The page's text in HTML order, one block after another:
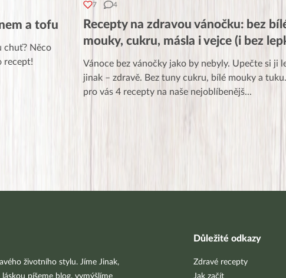
a tofu
chuť? Něco
recept!
7 4
Recepty na zdravou vánočku: bez
mouky, cukru, másla i vejce (i bez
Vánoce bez vánočky jako by nebyly. Upečte si ji
jinak – zdravě. Bez tuny cukru, bílé mouky a
pro vás 4 recepty na naše nejoblíbenějš...
životního stylu. Jíme Jinak,
píšeme blog, vymýšlíme
Důležité odkazy
Zdravé recepty
Jak začít